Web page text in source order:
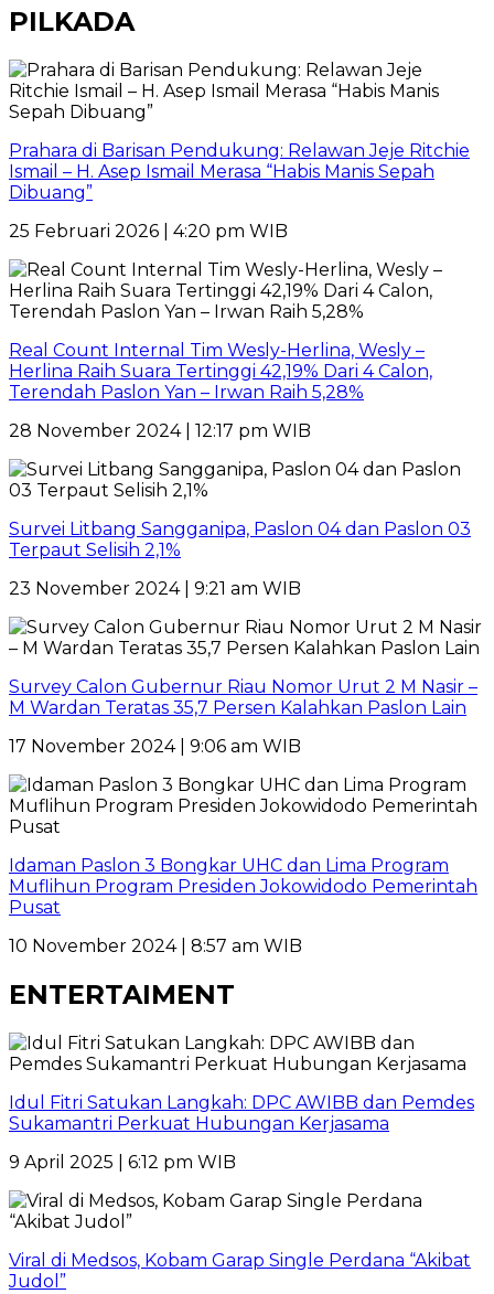
PILKADA
Prahara di Barisan Pendukung: Relawan Jeje Ritchie
Ismail – H. Asep Ismail Merasa “Habis Manis Sepah
Dibuang”
25 Februari 2026 | 4:20 pm WIB
Real Count Internal Tim Wesly-Herlina, Wesly –
Herlina Raih Suara Tertinggi 42,19% Dari 4 Calon,
Terendah Paslon Yan – Irwan Raih 5,28%
28 November 2024 | 12:17 pm WIB
Survei Litbang Sangganipa, Paslon 04 dan Paslon 03
Terpaut Selisih 2,1%
23 November 2024 | 9:21 am WIB
Survey Calon Gubernur Riau Nomor Urut 2 M Nasir –
M Wardan Teratas 35,7 Persen Kalahkan Paslon Lain
17 November 2024 | 9:06 am WIB
Idaman Paslon 3 Bongkar UHC dan Lima Program
Muflihun Program Presiden Jokowidodo Pemerintah
Pusat
10 November 2024 | 8:57 am WIB
ENTERTAIMENT
Idul Fitri Satukan Langkah: DPC AWIBB dan Pemdes
Sukamantri Perkuat Hubungan Kerjasama
9 April 2025 | 6:12 pm WIB
Viral di Medsos, Kobam Garap Single Perdana “Akibat
Judol”